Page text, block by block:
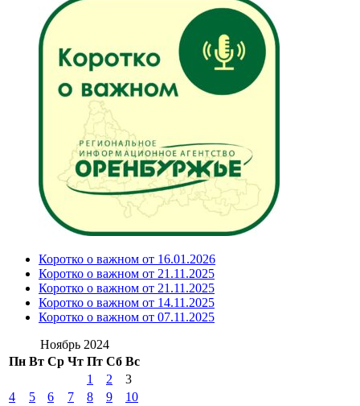
Коротко о важном от 16.01.2026
Коротко о важном от 21.11.2025
Коротко о важном от 21.11.2025
Коротко о важном от 14.11.2025
Коротко о важном от 07.11.2025
Ноябрь 2024
Пн Вт Ср Чт Пт Сб Вс
1
2
3
4
5 6 7 8 9
10